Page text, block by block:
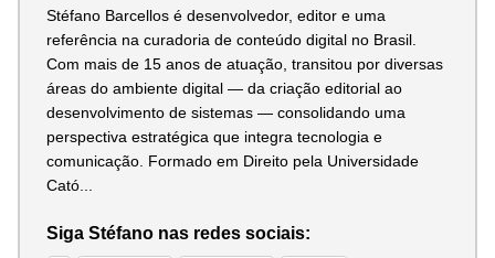
Stéfano Barcellos é desenvolvedor, editor e uma
referência na curadoria de conteúdo digital no Brasil.
Com mais de 15 anos de atuação, transitou por diversas
áreas do ambiente digital — da criação editorial ao
desenvolvimento de sistemas — consolidando uma
perspectiva estratégica que integra tecnologia e
comunicação. Formado em Direito pela Universidade
Cató...
Siga Stéfano nas redes sociais: